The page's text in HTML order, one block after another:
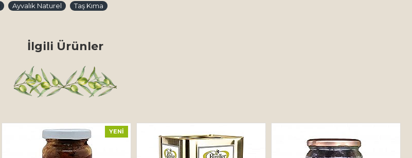
Ayvalık Naturel Taş Kıma
İlgili Ürünler
YENI